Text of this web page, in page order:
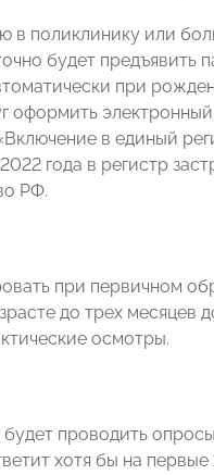
поликлинику или
будет предъявить
при
оформить
в единый
года в регистр
РФ.
при первичном
до трех месяцев
осмотры.
проводить
хотя бы на первые